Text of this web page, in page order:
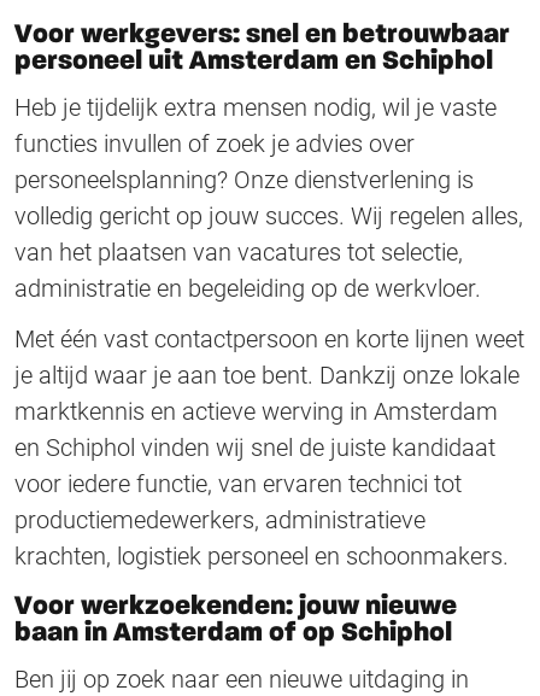
Voor werkgevers: snel en betrouwbaar
personeel uit Amsterdam en Schiphol
Heb je tijdelijk extra mensen nodig, wil je vaste
functies invullen of zoek je advies over
personeelsplanning? Onze dienstverlening is
volledig gericht op jouw succes. Wij regelen alles,
van het plaatsen van vacatures tot selectie,
administratie en begeleiding op de werkvloer.
Met één vast contactpersoon en korte lijnen weet
je altijd waar je aan toe bent. Dankzij onze lokale
marktkennis en actieve werving in Amsterdam
en Schiphol vinden wij snel de juiste kandidaat
voor iedere functie, van ervaren technici tot
productiemedewerkers, administratieve
krachten, logistiek personeel en schoonmakers.
Voor werkzoekenden: jouw nieuwe
baan in Amsterdam of op Schiphol
Ben jij op zoek naar een nieuwe uitdaging in